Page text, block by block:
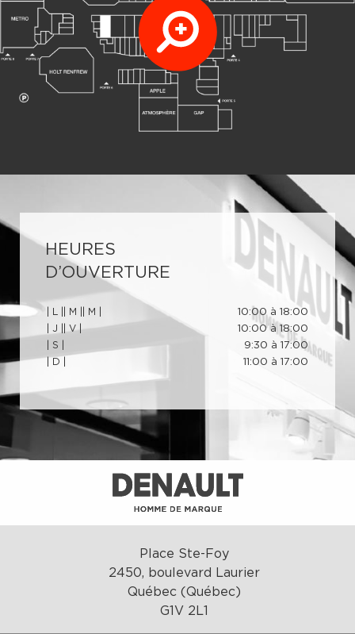
HEURES
D’OUVERTURE
| M | | M | 10:00 à 18:00
| J | | V | 10:00 à 18:00
| S | 9:30 à 17:00
| D | 11:00 à 17:00
Place Ste-Foy
2450, boulevard Laurier
Québec (Québec)
G1V 2L1